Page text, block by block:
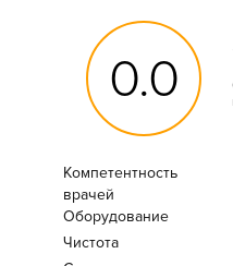
0.0
Компетентность
врачей
Оборудование
Чистота